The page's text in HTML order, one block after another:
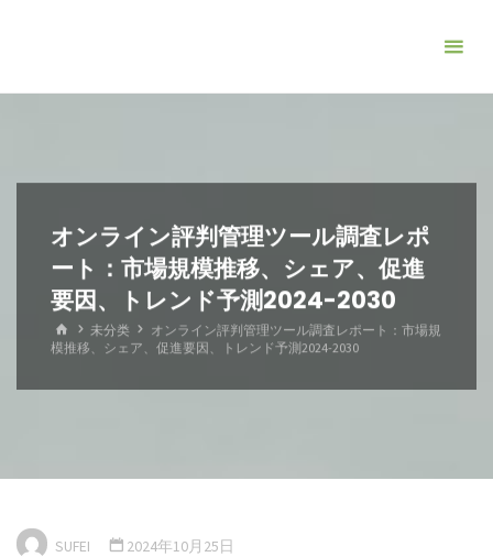
オンライン評判管理ツール調査レポ
ート：市場規模推移、シェア、促進
要因、トレンド予測2024-2030
ホ
ー
未分类
オンライン評判管理ツール調査レポート：市場規
模推移、シェア、促進要因、トレンド予測2024-2030
SUFEI 2024年10月25日